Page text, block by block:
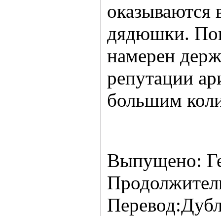
оказываются
дядюшки.
намерен
репутации
большим
Выпущено: